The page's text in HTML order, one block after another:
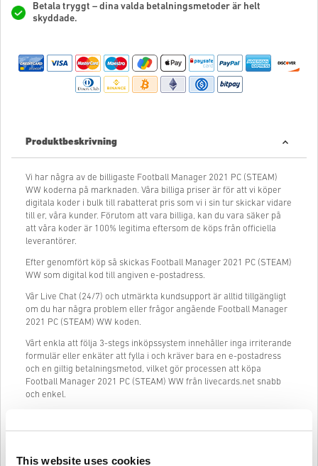
This website uses cookies
Betala tryggt – dina valda betalningsmetoder är helt
skyddade.
Produktbeskrivning
Vi har några av de billigaste Football Manager 2021 PC (STEAM)
WW koderna på marknaden. Våra billiga priser är för att vi köper
digitala koder i bulk till rabatterat pris som vi i sin tur skickar vidare
till er, våra kunder. Förutom att vara billiga, kan du vara säker på
att våra koder är 100% legitima eftersom de köps från officiella
leverantörer.
Efter genomfört köp så skickas Football Manager 2021 PC (STEAM)
WW som digital kod till angiven e-postadress.
Vår Live Chat (24/7) och utmärkta kundsupport är alltid tillgängligt
om du har några problem eller frågor angående Football Manager
2021 PC (STEAM) WW koden.
Vårt enkla att följa 3-stegs inköpssystem innehåller inga irriterande
formulär eller enkäter att fylla i och kräver bara en e-postadress
och en giltig betalningsmetod, vilket gör processen att köpa
Football Manager 2021 PC (STEAM) WW från livecards.net snabb
och enkel.